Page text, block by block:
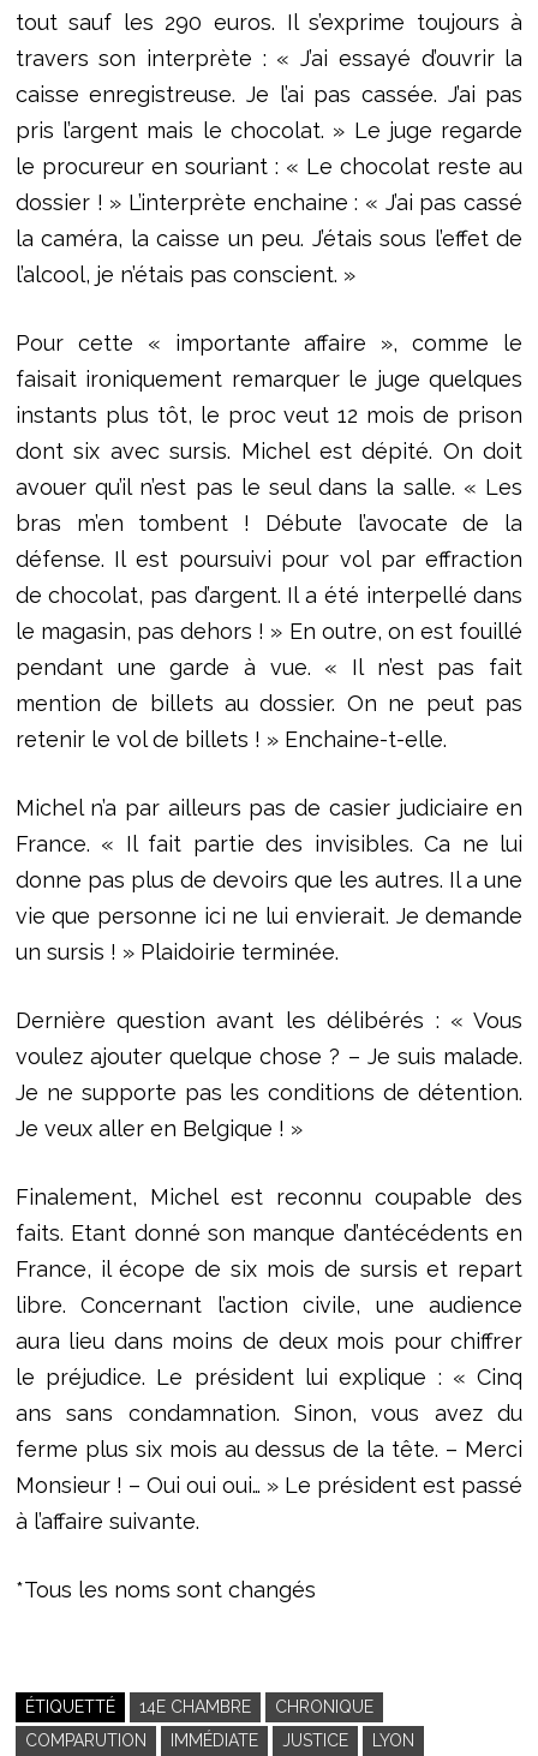
tout sauf les 290 euros. Il s’exprime toujours à
travers son interprète : « J’ai essayé d’ouvrir la
caisse enregistreuse. Je l’ai pas cassée. J’ai pas
pris l’argent mais le chocolat. » Le juge regarde
le procureur en souriant : « Le chocolat reste au
dossier ! » L’interprète enchaine : « J’ai pas cassé
la caméra, la caisse un peu. J’étais sous l’effet de
l’alcool, je n’étais pas conscient. »
Pour cette « importante affaire », comme le
faisait ironiquement remarquer le juge quelques
instants plus tôt, le proc veut 12 mois de prison
dont six avec sursis. Michel est dépité. On doit
avouer qu’il n’est pas le seul dans la salle. « Les
bras m’en tombent ! Débute l’avocate de la
défense. Il est poursuivi pour vol par effraction
de chocolat, pas d’argent. Il a été interpellé dans
le magasin, pas dehors ! » En outre, on est fouillé
pendant une garde à vue. « Il n’est pas fait
mention de billets au dossier. On ne peut pas
retenir le vol de billets ! » Enchaine-t-elle.
Michel n’a par ailleurs pas de casier judiciaire en
France. « Il fait partie des invisibles. Ca ne lui
donne pas plus de devoirs que les autres. Il a une
vie que personne ici ne lui envierait. Je demande
un sursis ! » Plaidoirie terminée.
Dernière question avant les délibérés : « Vous
voulez ajouter quelque chose ? – Je suis malade.
Je ne supporte pas les conditions de détention.
Je veux aller en Belgique ! »
Finalement, Michel est reconnu coupable des
faits. Etant donné son manque d’antécédents en
France, il écope de six mois de sursis et repart
libre. Concernant l’action civile, une audience
aura lieu dans moins de deux mois pour chiffrer
le préjudice. Le président lui explique : « Cinq
ans sans condamnation. Sinon, vous avez du
ferme plus six mois au dessus de la tête. – Merci
Monsieur ! – Oui oui oui… » Le président est passé
à l’affaire suivante.
*Tous les noms sont changés
ÉTIQUETTÉ 14E CHAMBRE
CHRONIQUE
COMPARUTION
IMMÉDIATE JUSTICE LYON